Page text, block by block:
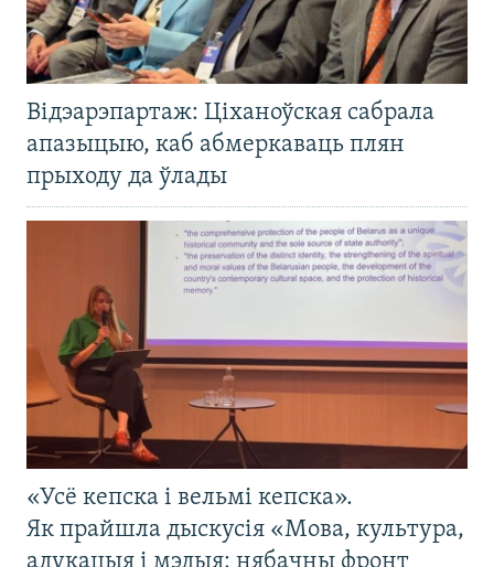
Відэарэпартаж: Ціханоўская сабрала
апазыцыю, каб абмеркаваць плян
прыходу да ўлады
«Усё кепска і вельмі кепска».
Як прайшла дыскусія «Мова, культура,